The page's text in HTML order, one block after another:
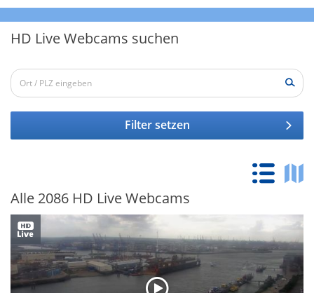
HD Live Webcams suchen
Filter setzen
Alle 2086 HD Live Webcams